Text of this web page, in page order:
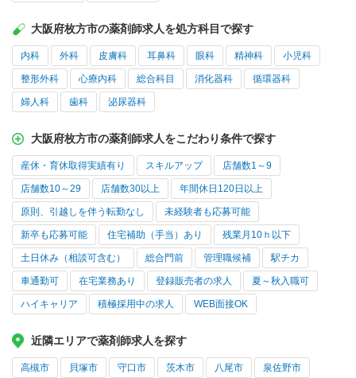
大阪府枚方市の薬剤師求人を処方科目で探す
内科 外科 皮膚科 耳鼻科 眼科 精神科 小児科
整形外科 心療内科 総合科目 消化器科 循環器科
婦人科 歯科 泌尿器科
大阪府枚方市の薬剤師求人をこだわり条件で探す
産休・育休取得実績有り スキルアップ 店舗数1～9
店舗数10～29 店舗数30以上 年間休日120日以上
原則、引越しを伴う転勤なし 未経験者も応募可能
新卒も応募可能 住宅補助（手当）あり 残業月10ｈ以下
土日休み（相談可含む） 総合門前 管理職候補 駅チカ
車通勤可 在宅業務あり 登録販売者の求人 夏～秋入職可
ハイキャリア 積極採用中の求人 WEB面接OK
近隣エリアで薬剤師求人を探す
高槻市 貝塚市 守口市 茨木市 八尾市 泉佐野市